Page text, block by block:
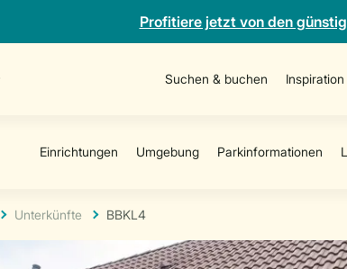
Profitiere jetzt von den
Suchen & buchen Inspiration
Unterkünfte BBKL4